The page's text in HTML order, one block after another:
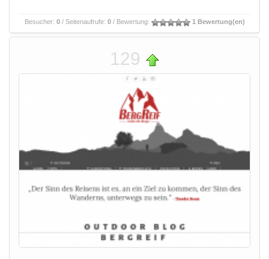
Besucher: 0/ Seitenaufrufe: 0/ Bewertung: 1 Bewertung(en)
129